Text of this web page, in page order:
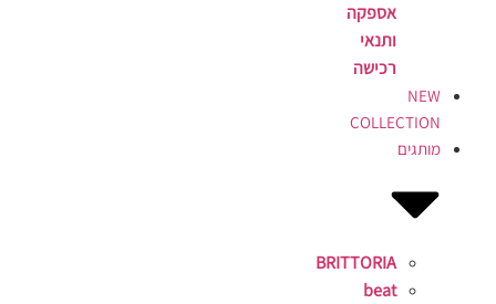
אספקה
ותנאי
רכישה
NEW
COLLECTION
מותגים
BRITTORIA
beat